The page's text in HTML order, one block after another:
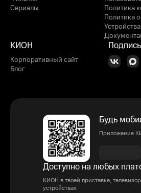
Сериалы
Политика
Политика
КИОН
Корпоративный сайт
Блог
Будь
Приложение
Доступно на любых
КИОН в твоей приставке,
устройствах